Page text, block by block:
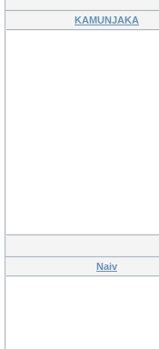
KAMUNJAKA
Naiv